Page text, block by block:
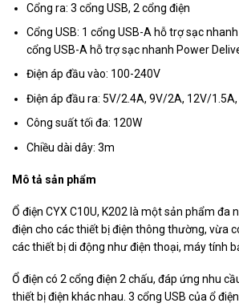
Cổng ra: 3 cổng USB, 2 cổng điện
Cổng USB: 1 cổng USB-A hỗ trợ sạc
cổng USB-A hỗ trợ sạc nhanh Power
Điện áp đầu vào: 100-240V
Điện áp đầu ra: 5V/2.4A, 9V/2A, 12V/
Công suất tối đa: 120W
Chiều dài dây: 3m
Mô tả sản phẩm
Ổ điện CYX C10U, K202 là một sản phẩm đa
điện cho các thiết bị điện thông thường, vừa
các thiết bị di động như điện thoại, máy tính
Ổ điện có 2 cổng điện 2 chấu, đáp ứng nhu
thiết bị điện khác nhau. 3 cổng USB của ổ